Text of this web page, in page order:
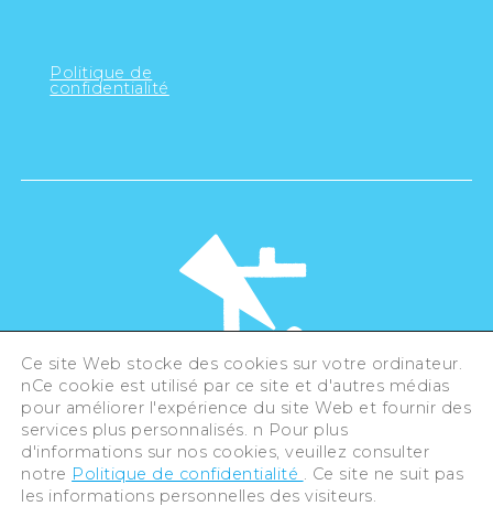
Politique de
confidentialité
©Hiroshima Tourism Association /
Hiroshima Prefecture / Hiroshima City .
All rights reserved
Ce site Web stocke des cookies sur votre ordinateur.
nCe cookie est utilisé par ce site et d'autres médias
pour améliorer l'expérience du site Web et fournir des
services plus personnalisés. n Pour plus
d'informations sur nos cookies, veuillez consulter
notre Politique de confidentialité . Ce site ne suit pas
les informations personnelles des visiteurs.